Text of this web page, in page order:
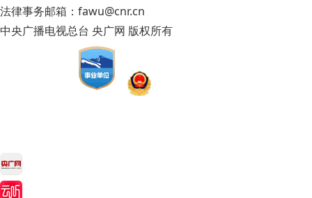
法律事务邮箱：fawu@cnr.cn
中央广播电视总台 央广网 版权所有